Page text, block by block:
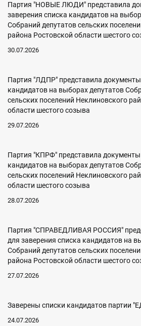
Партия "НОВЫЕ ЛЮДИ" представила
заверения списка кандидатов на
Собраний депутатов сельских
района Ростовской области шестого
30.07.2026
Партия "ЛДПР" представила
кандидатов на выборах депутатов
сельских поселений Неклиновского
области шестого созыва
29.07.2026
Партия "КПРФ" представила документы
кандидатов на выборах депутатов
сельских поселений Неклиновского
области шестого созыва
28.07.2026
Партия "СПРАВЕДЛИВАЯ РОССИЯ"
для заверения списка кандидатов на
Собраний депутатов сельских
района Ростовской области шестого
27.07.2026
Заверены списки кандидатов партии
24.07.2026